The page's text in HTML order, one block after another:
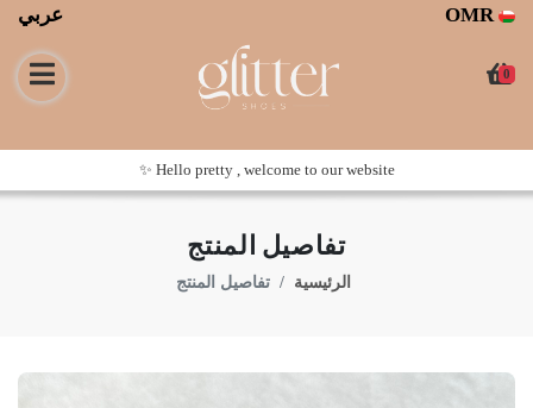
OMR عربي
0
Hello pretty , welcome to our website ✨
تفاصيل المنتج
الرئيسية تفاصيل المنتج